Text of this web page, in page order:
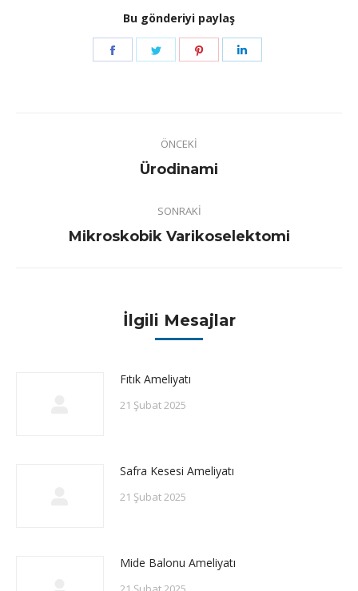
Bu gönderiyi paylaş
Share
Share
Share
ÖNCEKI
Previous
Ürodinami
SONRAKI
Next
Mikroskobik Varikoselektomi
İlgili Mesajlar
Fıtık Ameliyatı
21 Şubat 2025
Safra Kesesi Ameliyatı
21 Şubat 2025
Mide Balonu Ameliyatı